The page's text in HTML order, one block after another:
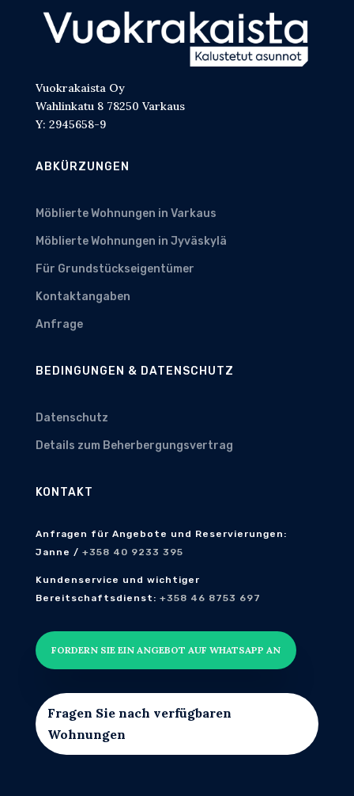
Vuokrakaista Oy
Wahlinkatu 8 78250 Varkaus
Y: 2945658-9
ABKÜRZUNGEN
Möblierte Wohnungen in Varkaus
Möblierte Wohnungen in Jyväskylä
Für Grundstückseigentümer
Kontaktangaben
Anfrage
BEDINGUNGEN & DATENSCHUTZ
Datenschutz
Details zum Beherbergungsvertrag
KONTAKT
Anfragen für Angebote und Reservierungen:
Janne / +358 40 9233 395
Kundenservice und wichtiger
Bereitschaftsdienst: +358 46 8753 697
FORDERN SIE EIN ANGEBOT AUF WHATSAPP AN
Fragen Sie nach verfügbaren
Wohnungen